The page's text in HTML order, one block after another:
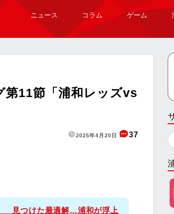
ニュース コラム ゲーム
第11節「浦和レッズvs
2025年4月20日 37
見つけた最適解…浦和が浮上